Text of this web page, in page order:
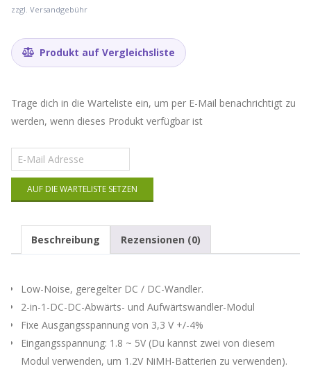
zzgl. Versandgebühr
Produkt auf Vergleichsliste
Trage dich in die Warteliste ein, um per E-Mail benachrichtigt zu
werden, wenn dieses Produkt verfügbar ist
Gib
deine
E-
Mail-
Adresse
die
für
Produkt
zu
kommen
AUF DIE WARTELISTE SETZEN
Beschreibung Rezensionen (0)
Low-Noise, geregelter DC / DC-Wandler.
2-in-1-DC-DC-Abwärts- und Aufwärtswandler-Modul
Fixe Ausgangsspannung von 3,3 V +/-4%
Eingangsspannung: 1.8 ~ 5V (Du kannst zwei von diesem
Modul verwenden, um 1.2V NiMH-Batterien zu verwenden).